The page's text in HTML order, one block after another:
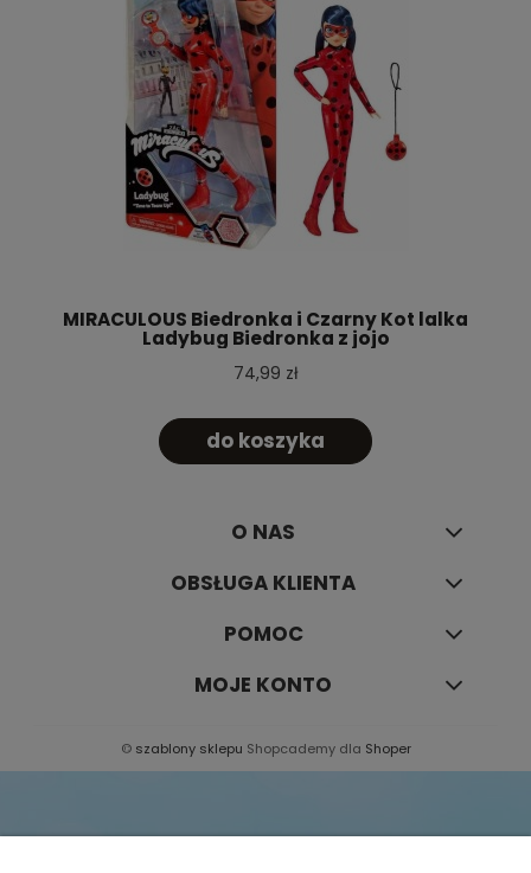
MIRACULOUS Biedronka i Czarny Kot lalka
Ladybug Biedronka z jojo
74,99 zł
do koszyka
O NAS
OBSŁUGA KLIENTA
POMOC
MOJE KONTO
© szablony sklepu Shopcademy dla Shoper